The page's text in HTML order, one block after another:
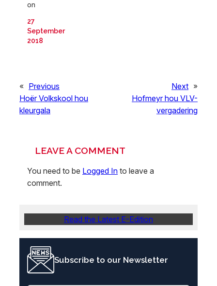
on
27
September
2018
« Previous
Hoër Volkskool hou
kleurgala
Next »
Hofmeyr hou VLV-
vergadering
LEAVE A COMMENT
You need to be Logged In to leave a
comment.
Read the Latest E-Edition
Subscribe to our Newsletter